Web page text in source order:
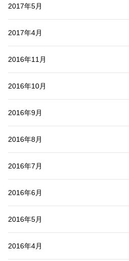
2017年5月
2017年4月
2016年11月
2016年10月
2016年9月
2016年8月
2016年7月
2016年6月
2016年5月
2016年4月